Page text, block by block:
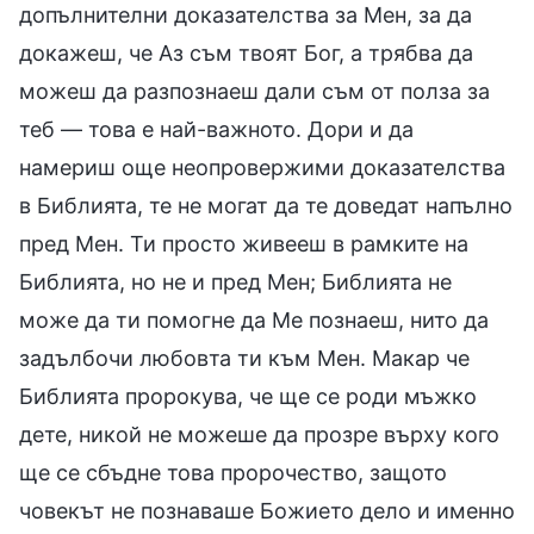
допълнителни доказателства за Мен, за да
докажеш, че Аз съм твоят Бог, а трябва да
можеш да разпознаеш дали съм от полза за
теб — това е най-важното. Дори и да
намериш още неопровержими доказателства
в Библията, те не могат да те доведат напълно
пред Мен. Ти просто живееш в рамките на
Библията, но не и пред Мен; Библията не
може да ти помогне да Ме познаеш, нито да
задълбочи любовта ти към Мен. Макар че
Библията пророкува, че ще се роди мъжко
дете, никой не можеше да прозре върху кого
ще се сбъдне това пророчество, защото
човекът не познаваше Божието дело и именно